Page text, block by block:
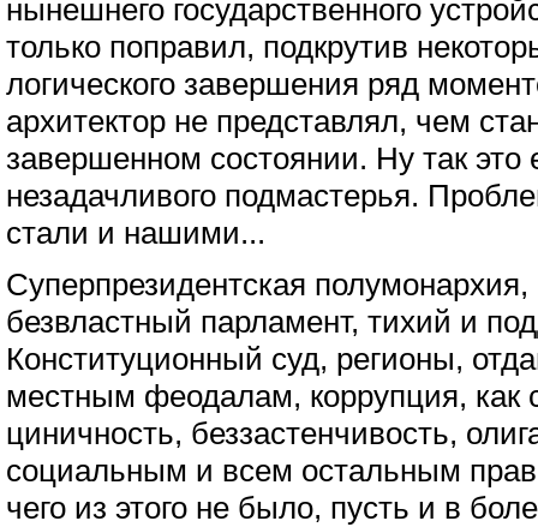
нынешнего государственного
только поправил, подкрутив
логического завершения ряд
архитектор не представлял, чем
завершенном состоянии. Ну так это
незадачливого подмастерья.
стали и нашими...
Суперпрезидентская
безвластный парламент, тихий и
Конституционный суд, регионы,
местным феодалам, коррупция, как
циничность, беззастенчивость,
социальным и всем остальным
чего из этого не было, пусть и в